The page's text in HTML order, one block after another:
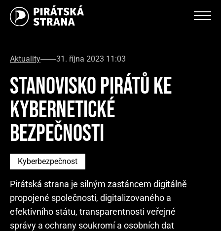
Aktuality 31. října 2023 11:03
STANOVISKO PIRÁTŮ KE
KYBERNETICKÉ
BEZPEČNOSTI
Kyberbezpečnost
Pirátská strana je silným zastáncem digitálně
propojené společnosti, digitalizovaného a
efektivního státu, transparentnosti veřejné
správy a ochrany soukromí a osobních dat